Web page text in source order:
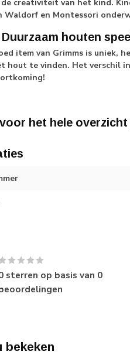
creativiteit van het kind.
Waldorf en Montessori
houten
item van Grimms is uniek,
hout te vinden. Het verschil
het hele overzicht
sterren op basis van 0
bekeken